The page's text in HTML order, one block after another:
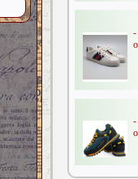
-